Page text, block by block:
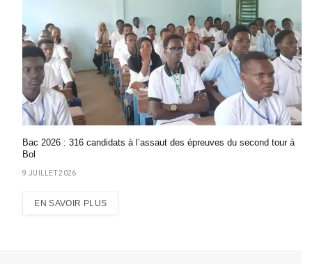
Bac 2026 : 316 candidats à l’assaut des épreuves du second tour à
Bol
9 JUILLET 2026
EN SAVOIR PLUS